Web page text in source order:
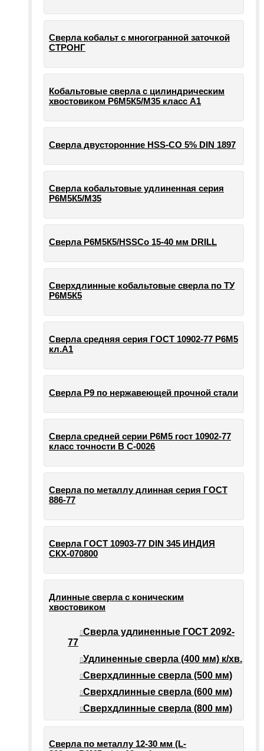
Сверла кобальт с многогранной заточкой
СТРОНГ
Кобальтовые сверла с цилиндрическим
хвостовиком Р6М5К5/М35 класс А1
Сверла двусторонние HSS-CO 5% DIN 1897
Сверла кобальтовые удлиненная серия
Р6М5К5/М35
Сверла Р6М5К5/HSSCo 15-40 мм DRILL
Сверхдлинные кобальтовые сверла по ТУ
Р6М5К5
Сверла средняя серия ГОСТ 10902-77 Р6М5
кл.А1
Сверла Р9 по нержавеющей прочной стали
Сверла средней серии Р6М5 гост 10902-77
класс точности В С-0026
Сверла по металлу длинная серия ГОСТ
886-77
Сверла ГОСТ 10903-77 DIN 345 ИНДИЯ
СКХ-070800
Длинные сверла с коническим
хвостовиком
Сверла удлиненные ГОСТ 2092-
77
Удлиненные сверла (400 мм) к/хв.
Сверхдлинные сверла (500 мм)
Сверхдлинные сверла (600 мм)
Сверхдлинные сверла (800 мм)
Сверла по металлу 12-30 мм (L-